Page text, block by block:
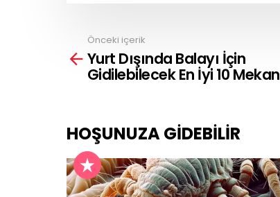
more
Önceki içerik
Yurt Dışında Balayı İçin
Gidilebilecek En İyi 10 Mekan
HOŞUNUZA GIDEBILIR